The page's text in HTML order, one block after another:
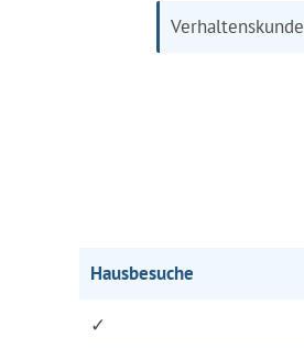
Verhaltenskunde
Hausbesuche
✓